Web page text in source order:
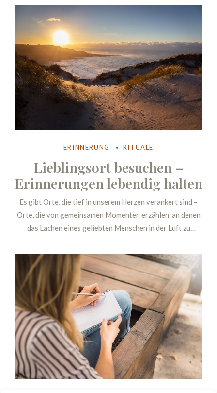
Erinnerungsbuch kann helfen, diese wertvollen Momente
festzuhalten, um die Nähe zu bewahren und immer wieder
in liebevollen Gedanken zurückzukehren.
ERINNERUNG RITUALE
Lieblingsort besuchen –
Erinnerungen lebendig halten
Es gibt Orte, die tief in unserem Herzen verankert sind –
Orte, die von gemeinsamen Momenten erzählen, an denen
das Lachen eines geliebten Menschen in der Luft zu
besonders nahe fühlen. Der Besuch eines solchen
Lieblingsortes kann helfen, die Erinnerungen lebendig zu
halten, Trost zu finden und Momente der inneren
Verbundenheit zu erleben.